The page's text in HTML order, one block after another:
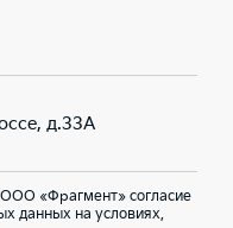
д.33А
«Фрагмент» согласие
данных на условиях,